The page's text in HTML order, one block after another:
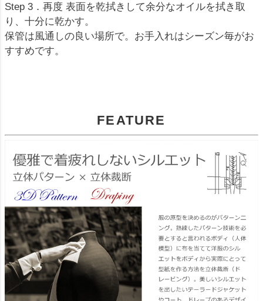
Step 3．再度 表面を乾拭きして余分なオイルを拭き取
り、十分に乾かす。
保管は風通しの良い場所で。お手入れはシーズン毎がお
すすめです。
FEATURE